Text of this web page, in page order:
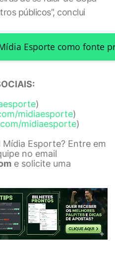
públicos”, conclui
Esporte como fonte
)
midiaesporte)
midiaesporte)
Esporte? Entre em
no email
e solicite uma